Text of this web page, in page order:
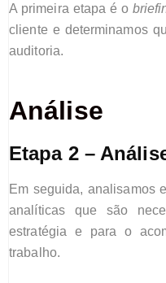
A primeira etapa é o
cliente e determinamos
auditoria.
Análise
Etapa 2 –
Em seguida, analisamos
analíticas que são
estratégia e para o
trabalho.